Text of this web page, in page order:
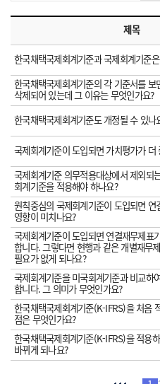
제목
한국채택국제회계기준과 국제회계기준
한국채택국제회계기준의 각 기준서를 보
삭제되어 있는데 그 이유는 무엇인가요?
한국채택국제회계기준도 개정될 수 있나
국제회계기준이 도입되면 가치평가가 더
국제회계기준 의무적용대상에서 제외되
회계기준을 적용해야 하나요?
원칙중심의 국제회계기준이 도입되면 연
영향이 미치나요?
국제회계기준이 도입되면 연결재무제표
합니다. 그렇다면 현행과 같은 개별재무
필요가 없게 되나요?
국제회계기준을 미국회계기준과 비교하
합니다. 그 의미가 무엇인가요?
한국채택국제회계기준(K-IFRS)을 처음
점은 무엇인가요?
한국채택국제회계기준(K-IFRS)을 적용
바뀌게 되나요?